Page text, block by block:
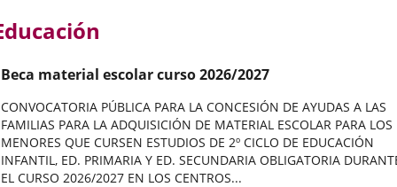
Beca material escolar curso 2026/2027
CONVOCATORIA PÚBLICA PARA LA CONCESIÓN DE AYUDAS A LAS
FAMILIAS PARA LA ADQUISICIÓN DE MATERIAL ESCOLAR PARA LOS
MENORES QUE CURSEN ESTUDIOS DE 2º CICLO DE EDUCACIÓN
INFANTIL, ED. PRIMARIA Y ED. SECUNDARIA OBLIGATORIA
EL CURSO 2026/2027 EN LOS CENTROS...